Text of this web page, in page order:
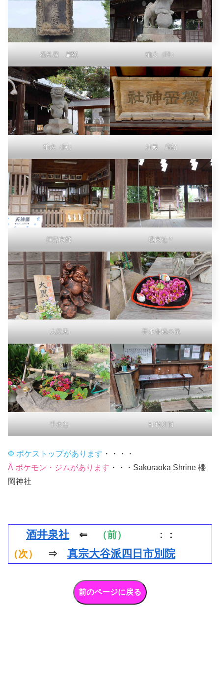
石鳥居 扁額 狛犬（吽）
狛犬（阿） 拝殿 扁額
拝殿内部 境内社？
大黒天 手水舎横の花
手水舎 社務所前
Φ ポケストップがあります ・・・・
Å ポケモン・ジムがあります ・・・Sakuraoka Shrine 櫻
岡神社
酒井泉社 ⇐ （前）
：：
（次）
⇒ 真宗大谷派四日市別院